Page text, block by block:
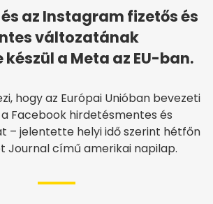
az Instagram fizetős és
változatának
a Meta az EU-ban.
hogy az Európai Unióban bevezeti
Facebook hirdetésmentes és
– jelentette helyi idő szerint hétfőn
Journal című amerikai napilap.